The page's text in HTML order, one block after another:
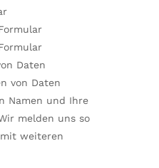
Daten
von Daten
Namen und Ihre
melden uns so
weiteren